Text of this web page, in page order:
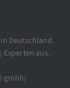
Deutschland.
aus.
gmbh/